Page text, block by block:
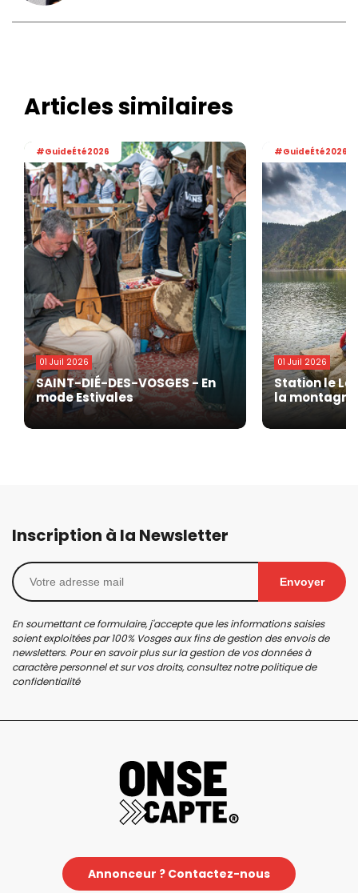
Articles similaires
#GuideÉté2026
01 Juil 2026
SAINT-DIÉ-DES-VOSGES - En
mode Estivales
#GuideÉté2026
01 Juil 2026
Station le
la
Inscription à la Newsletter
Envoyer
En soumettant ce formulaire, j'accepte que les informations saisies
soient exploitées par 100% Vosges aux fins de gestion des envois de
newsletters. Pour en savoir plus sur la gestion de vos données à
caractère personnel et sur vos droits, consultez notrepolitique de
confidentialité
Annonceur ? Contactez-nous